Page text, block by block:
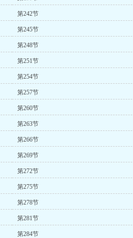
第242节
第245节
第248节
第251节
第254节
第257节
第260节
第263节
第266节
第269节
第272节
第275节
第278节
第281节
第284节